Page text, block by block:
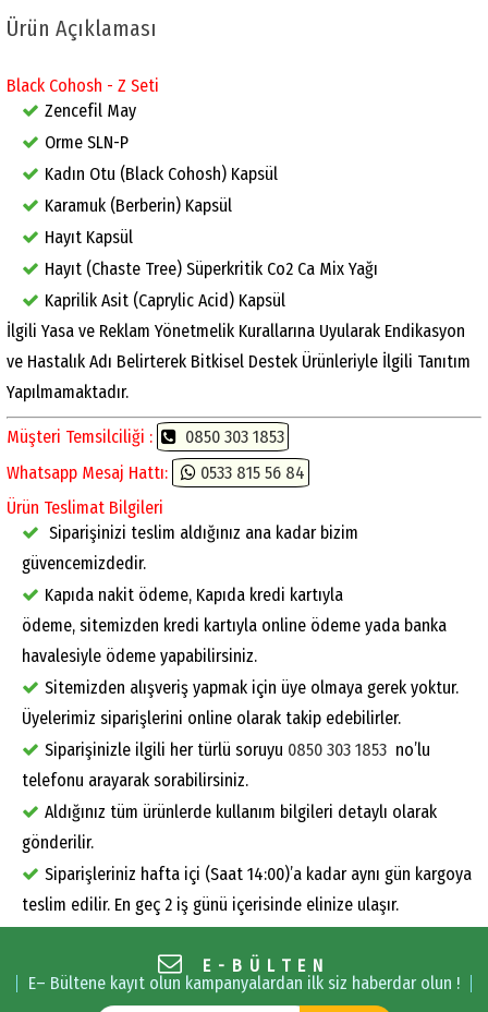
Ürün Açıklaması
Black Cohosh - Z Seti
Zencefil May
Orme SLN-P
Kadın Otu (Black Cohosh) Kapsül
Karamuk (Berberin) Kapsül
Hayıt Kapsül
Hayıt (Chaste Tree) Süperkritik Co2 Ca Mix Yağı
Kaprilik Asit (Caprylic Acid) Kapsül
İlgili Yasa ve Reklam Yönetmelik Kurallarına Uyularak Endikasyon
ve Hastalık Adı Belirterek Bitkisel Destek Ürünleriyle İlgili Tanıtım
Yapılmamaktadır.
Müşteri Temsilciliği :
0850 303 1853
Whatsapp Mesaj Hattı:
0533 815 56 84
Ürün Teslimat Bilgileri
Siparişinizi teslim aldığınız ana kadar bizim
güvencemizdedir.
Kapıda nakit ödeme, Kapıda kredi kartıyla
ödeme, sitemizden kredi kartıyla online ödeme yada banka
havalesiyle ödeme yapabilirsiniz.
Sitemizden alışveriş yapmak için üye olmaya gerek yoktur.
Üyelerimiz siparişlerini online olarak takip edebilirler.
Siparişinizle ilgili her türlü soruyu 0850 303 1853 no’lu
telefonu arayarak sorabilirsiniz.
Aldığınız tüm ürünlerde kullanım bilgileri detaylı olarak
gönderilir.
Siparişleriniz hafta içi (Saat 14:00)’a kadar aynı gün kargoya
teslim edilir. En geç 2 iş günü içerisinde elinize ulaşır.
E-BÜLTEN
E– Bültene kayıt olun kampanyalardan ilk siz haberdar olun !